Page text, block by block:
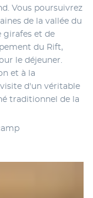
Vous poursuivrez
de la vallée du
girafes et de
du Rift,
le déjeuner.
et à la
d'un véritable
traditionnel de la